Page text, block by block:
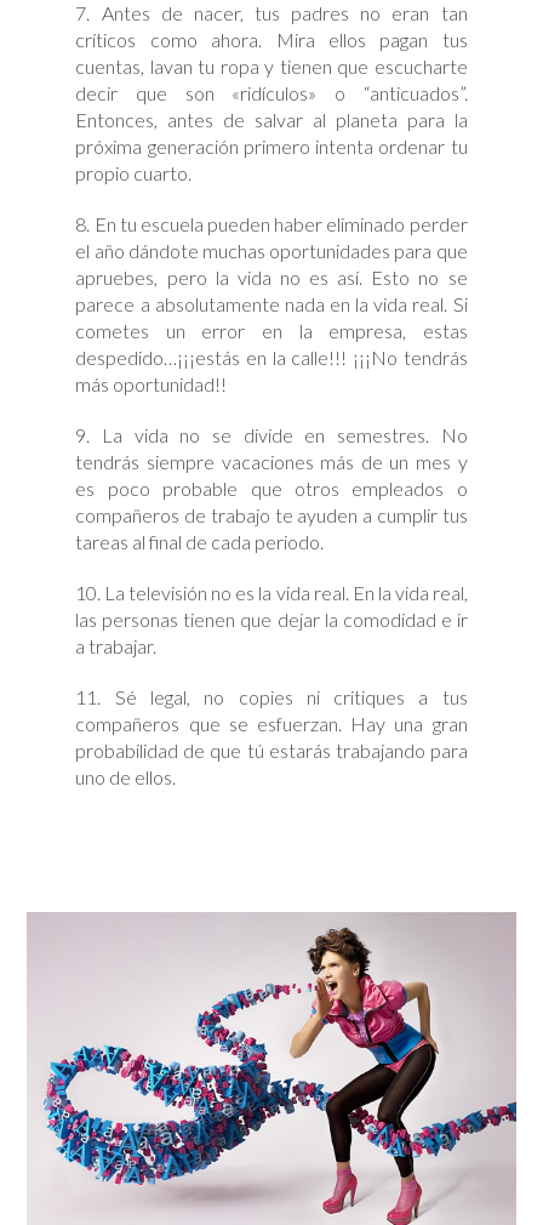
7. Antes de nacer, tus padres no eran tan
críticos como ahora. Mira ellos pagan tus
cuentas, lavan tu ropa y tienen que escucharte
decir que son «ridículos» o “anticuados”.
Entonces, antes de salvar al planeta para la
próxima generación primero intenta ordenar tu
propio cuarto.
8. En tu escuela pueden haber eliminado perder
el año dándote muchas oportunidades para que
apruebes, pero la vida no es así. Esto no se
parece a absolutamente nada en la vida real. Si
cometes un error en la empresa, estas
despedido…¡¡¡estás en la calle!!! ¡¡¡No tendrás
más oportunidad!!
9. La vida no se divide en semestres. No
tendrás siempre vacaciones más de un mes y
es poco probable que otros empleados o
compañeros de trabajo te ayuden a cumplir tus
tareas al final de cada periodo.
10. La televisión no es la vida real. En la vida real,
las personas tienen que dejar la comodidad e ir
a trabajar.
11. Sé legal, no copies ni critiques a tus
compañeros que se esfuerzan. Hay una gran
probabilidad de que tú estarás trabajando para
uno de ellos.